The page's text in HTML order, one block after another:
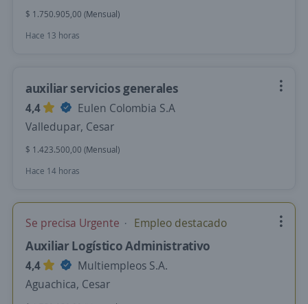
$ 1.750.905,00 (Mensual)
Hace 13 horas
auxiliar servicios generales
4,4
Eulen Colombia S.A
Valledupar, Cesar
$ 1.423.500,00 (Mensual)
Hace 14 horas
Se precisa Urgente Empleo destacado
Auxiliar Logístico Administrativo
4,4
Multiempleos S.A.
Aguachica, Cesar